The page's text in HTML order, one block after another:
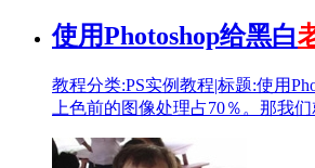
使用Photoshop给黑白
教程分类:PS实例教程|标题:使用
上色前的图像处理占70％。那我